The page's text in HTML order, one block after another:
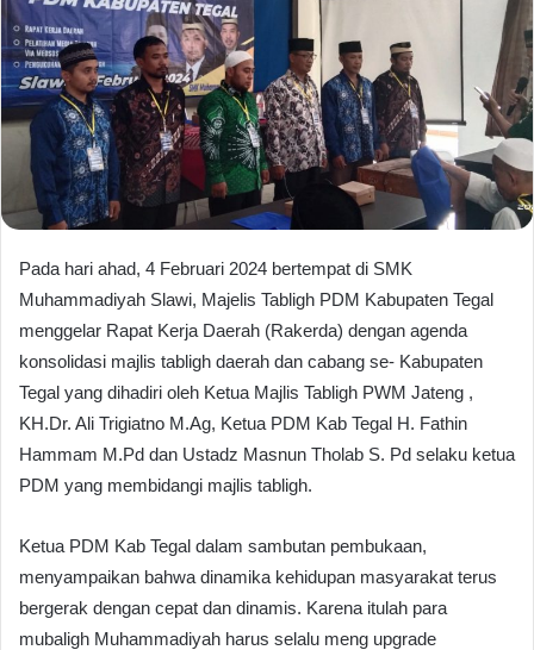
Pada hari ahad, 4 Februari 2024 bertempat di SMK
Muhammadiyah Slawi, Majelis Tabligh PDM Kabupaten Tegal
menggelar Rapat Kerja Daerah (Rakerda) dengan agenda
konsolidasi majlis tabligh daerah dan cabang se- Kabupaten
Tegal yang dihadiri oleh Ketua Majlis Tabligh PWM Jateng ,
KH.Dr. Ali Trigiatno M.Ag, Ketua PDM Kab Tegal H. Fathin
Hammam M.Pd dan Ustadz Masnun Tholab S. Pd selaku ketua
PDM yang membidangi majlis tabligh.
Ketua PDM Kab Tegal dalam sambutan pembukaan,
menyampaikan bahwa dinamika kehidupan masyarakat terus
bergerak dengan cepat dan dinamis. Karena itulah para
mubaligh Muhammadiyah harus selalu meng upgrade